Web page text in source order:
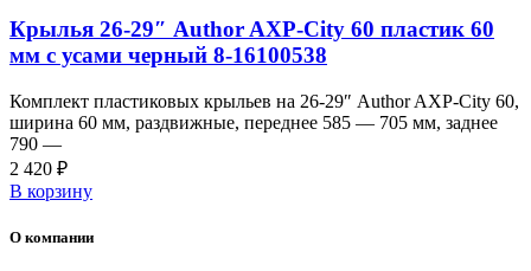
Крылья 26-29″ Author AXP-City 60 пластик 60
мм с усами черный 8-16100538
Комплект пластиковых крыльев на 26-29″ Author AXP-City 60,
ширина 60 мм, раздвижные, переднее 585 — 705 мм, заднее
790 —
2 420 ₽
В корзину
О компании